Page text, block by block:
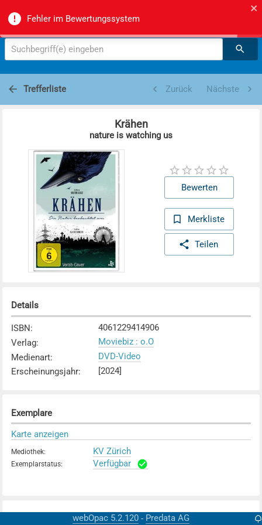
Fehler im Bewertungssystem
Zürcher Mittel- und Berufsschulmediotheken -
Suche
Suchbegriff(e) eingeben
Trefferliste Zurück Nächste
Krähen
nature is watching us
Bewerten
Merkliste
Teilen
Details
ISBN:
4061229414906
Verlag:
Moviebiz : o.O
Medienart:
DVD-Video
Erscheinungsjahr: [2024]
Exemplare
Karte anzeigen
Mediothek: KV Zürich
Exemplarstatus: Verfügbar
webOpac 5.2.120 - Predata AG